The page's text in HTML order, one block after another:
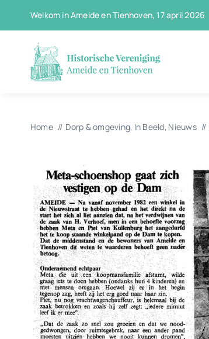
Welkom in Ameide en Tienhoven, 17 april 2026
Home Dorp & omgeving In Beeld Nieuws